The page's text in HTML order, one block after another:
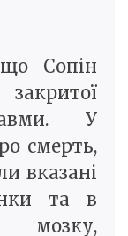
Сопін
У
смерть,
вказані
та в
мозку,